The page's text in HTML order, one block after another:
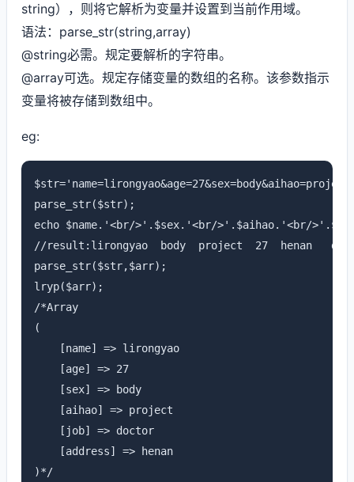
string），则将它解析为变量并设置到当前作用域。
语法：parse_str(string,array)
@string必需。规定要解析的字符串。
@array可选。规定存储变量的数组的名称。该参数指示
变量将被存储到数组中。
eg:
parse_str($str);
echo $name.'<br/>'.$sex.'<br/>'.$aihao.'<br/
//result:lirongyao  body  project  27  henan
parse_str($str,$arr);
lryp($arr);
/*Array
(
[name] => lirongyao
[age] => 27
[sex] => body
[aihao] => project
[job] => doctor
[address] => henan
)*/